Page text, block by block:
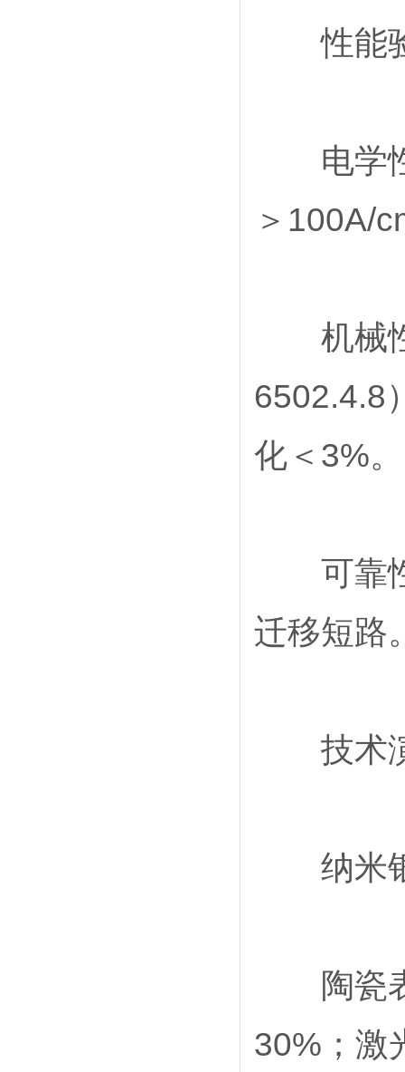
性能
电学性
＞100A/
机械性
6502.4.8
化＜3%。
可靠性
迁移短路
技术
纳米银
陶瓷表
30%；激